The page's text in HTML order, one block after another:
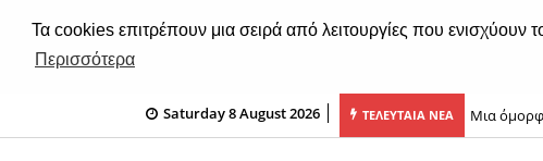
Τα cookies επιτρέπουν μια σειρά από λειτουργίες που
Περισσότερα
Saturday 8 August 2026 ΤΕΛΕΥΤΑΙΑ ΝΕΑ
Αγίου Μανδηλίου Αγίου Δημητρίου & Τιμίου Σταυρού του Αγίου Μια